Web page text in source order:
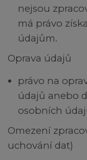
nejsou
má právo
údajům.
Oprava údajů
právo na
údajů anebo
osobních
Omezení
uchování dat)